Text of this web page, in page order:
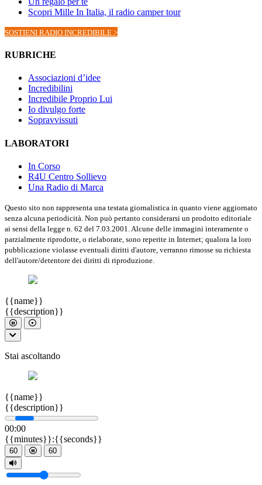
Scopri Mille In Italia, il radio camper tour
SOSTIENI RADIO INCREDIBILE >
RUBRICHE
Associazioni d’idee
Incredibilini
Incredibile Proprio Lui
Io divulgo forte
Sopravvissuti
LABORATORI
In Corso
R4U Centro Sollievo
Una Radio di Marca
Questo sito non rappresenta una testata giornalistica in quanto viene aggiornato
senza alcuna periodicità. Non può pertanto considerarsi un prodotto editoriale
ai sensi della legge n. 62 del 7.03.2001. Alcune delle immagini interamente o
parzialmente riprodotte, o rielaborate, sono reperite in Internet; qualora la loro
pubblicazione violasse eventuali diritti d'autore, verranno rimosse su richiesta
dell'autore/detentore dei diritti di riproduzione.
{{name}}
{{description}}
Stai ascoltando
{{name}}
{{description}}
00:00
{{minutes}}:{{seconds}}
60 60